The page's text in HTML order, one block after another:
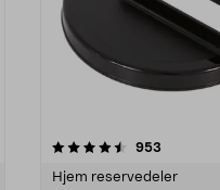
953
Hjem reservedeler
4.5 av 5 stjerner